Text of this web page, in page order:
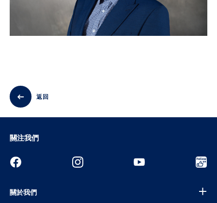
返回
關注我們
關於我們